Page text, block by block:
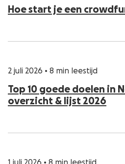
Hoe start je een
2 juli 2026 • 8 min leestijd
Top 10 goede doelen in
overzicht & lijst 2026